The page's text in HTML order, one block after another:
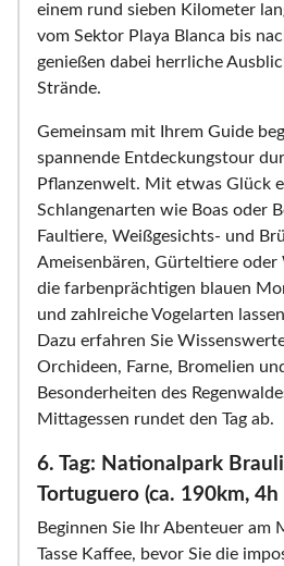
einem rund sieben Kilometer
vom Sektor Playa Blanca bis
genießen dabei herrliche
Strände.
Gemeinsam mit Ihrem Guide
spannende Entdeckungstour
Pflanzenwelt. Mit etwas Glück
Schlangenarten wie Boas oder
Faultiere, Weißgesichts- und
Ameisenbären, Gürteltiere oder
die farbenprächtigen blauen
und zahlreiche Vogelarten
Dazu erfahren Sie
Orchideen, Farne, Bromelien
Besonderheiten des
Mittagessen rundet den Tag ab.
6. Tag: Nationalpark
Tortuguero (ca. 190km,
Beginnen Sie Ihr Abenteuer am
Tasse Kaffee, bevor Sie die